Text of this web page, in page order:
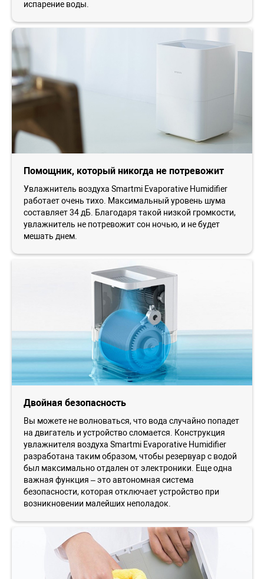
испарение воды.
Помощник, который никогда не потревожит
Увлажнитель воздуха Smartmi Evaporative Humidifier
работает очень тихо. Максимальный уровень шума
составляет 34 дБ. Благодаря такой низкой громкости,
увлажнитель не потревожит сон ночью, и не будет
мешать днем.
Двойная безопасность
Вы можете не волноваться, что вода случайно попадет
на двигатель и устройство сломается. Конструкция
увлажнителя воздуха Smartmi Evaporative Humidifier
разработана таким образом, чтобы резервуар с водой
был максимально отдален от электроники. Еще одна
важная функция – это автономная система
безопасности, которая отключает устройство при
возникновении малейших неполадок.